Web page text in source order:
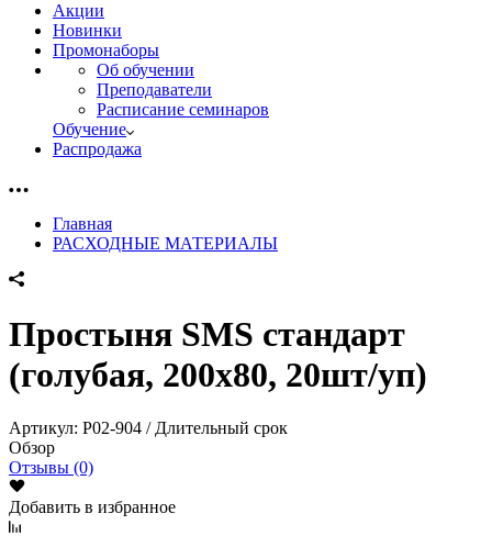
Акции
Новинки
Промонаборы
Об обучении
Преподаватели
Расписание семинаров
Обучение
Распродажа
Главная
РАСХОДНЫЕ МАТЕРИАЛЫ
Простыня SMS стандарт
(голубая, 200х80, 20шт/уп)
Артикул: P02-904 / Длительный срок
Обзор
Отзывы (0)
Добавить в избранное